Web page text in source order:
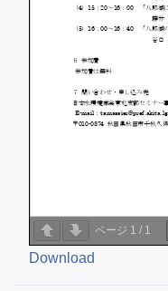
ページ 1 / 1
Download